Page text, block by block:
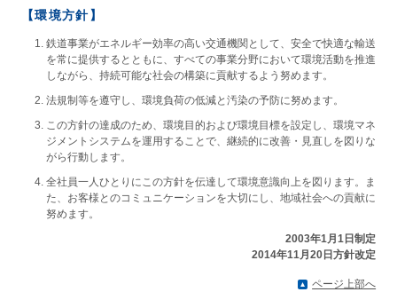
【環境方針】
鉄道事業がエネルギー効率の高い交通機関として、安全で快適な輸送
を常に提供するとともに、すべての事業分野において環境活動を推進
しながら、持続可能な社会の構築に貢献するよう努めます。
法規制等を遵守し、環境負荷の低減と汚染の予防に努めます。
この方針の達成のため、環境目的および環境目標を設定し、環境マネ
ジメントシステムを運用することで、継続的に改善・見直しを図りな
がら行動します。
全社員一人ひとりにこの方針を伝達して環境意識向上を図ります。ま
た、お客様とのコミュニケーションを大切にし、地域社会への貢献に
努めます。
2003年1月1日制定
2014年11月20日方針改定
ページ上部へ